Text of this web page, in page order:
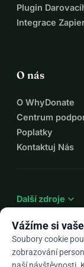
Plugin
Integrace
O nás
O WhyDonate
Centrum
Poplatky
Kontaktuj Nás
Další zdroje expand_more
Vážíme si
Soubory cookie
zobrazování